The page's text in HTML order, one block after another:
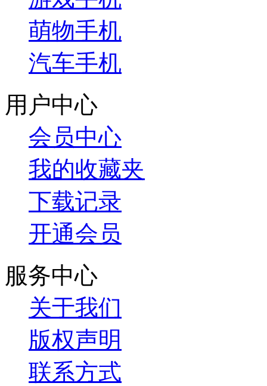
萌物手机
汽车手机
用户中心
会员中心
我的收藏夹
下载记录
开通会员
服务中心
关于我们
版权声明
联系方式